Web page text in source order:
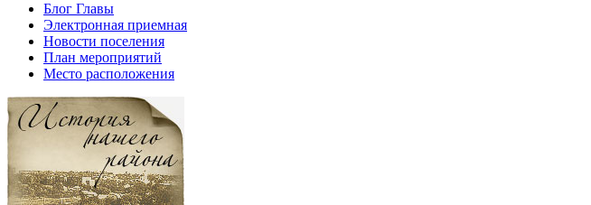
Блог Главы
Электронная приемная
Новости поселения
План мероприятий
Место расположения